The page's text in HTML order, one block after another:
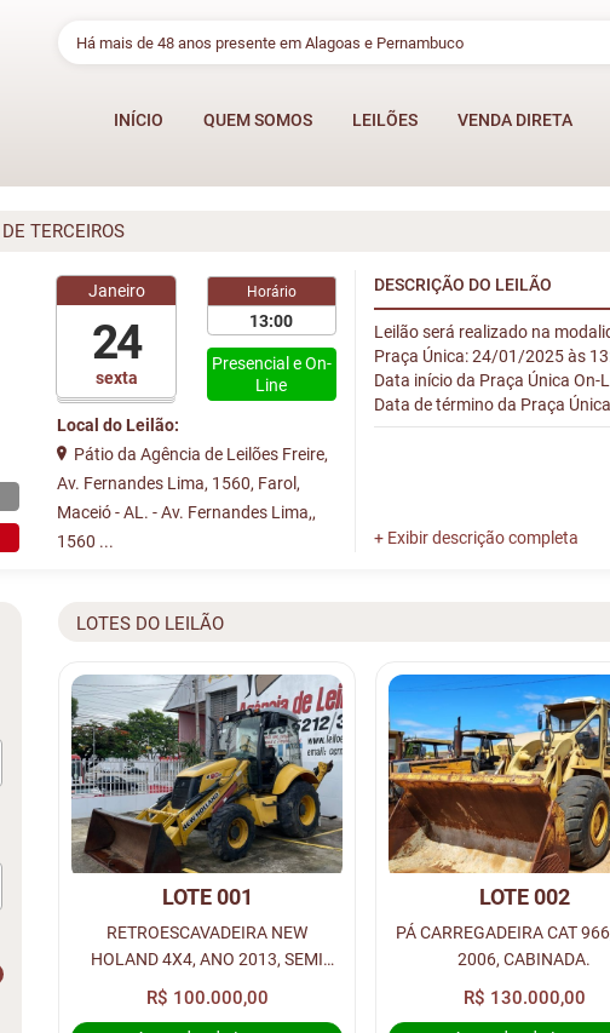
Há mais de 48 anos presente em Alagoas e Pernambuco
INÍCIO QUEM SOMOS LEILÕES VENDA DIRETA
TERCEIROS
sexta
Janeiro
24
Horário
13:00
Presencial e On-
Line
Local do Leilão:
Pátio da Agência de Leilões Freire,
Av. Fernandes Lima, 1560, Farol,
Maceió - AL. - Av. Fernandes Lima,,
1560 ...
DESCRIÇÃO DO LEILÃO
Leilão será realizado na
Praça Única: 24/01/2025 às
Data início da Praça Única
Data de término da Praça
LOTES DO LEILÃO
LOTE 001
RETROESCAVADEIRA NEW
HOLAND 4X4, ANO 2013, SEMI
R$ 100.000,00
LOTE 002
PÁ CARREGADEIRA CAT
2006, CABINADA.
R$ 130.000,00